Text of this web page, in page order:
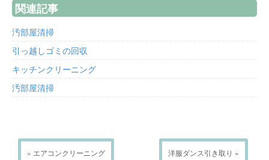
関連記事
汚部屋清掃
引っ越しゴミの回収
キッチンクリーニング
汚部屋清掃
« エアコンクリーニング 洋服ダンス引き取り »